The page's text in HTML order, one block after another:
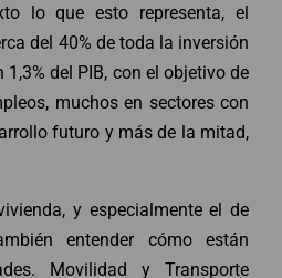
lo que esto representa, el
del 40% de toda la inversión
1,3% del PIB, con el objetivo de
muchos en sectores con
futuro y más de la mitad,
y especialmente el de
entender cómo están
Movilidad y Transporte